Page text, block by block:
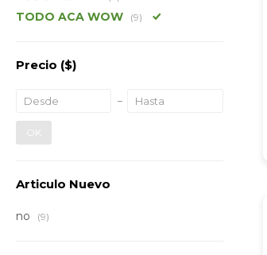
TODO ACA WOW (9)
Precio ($)
OK
Articulo Nuevo
no (9)